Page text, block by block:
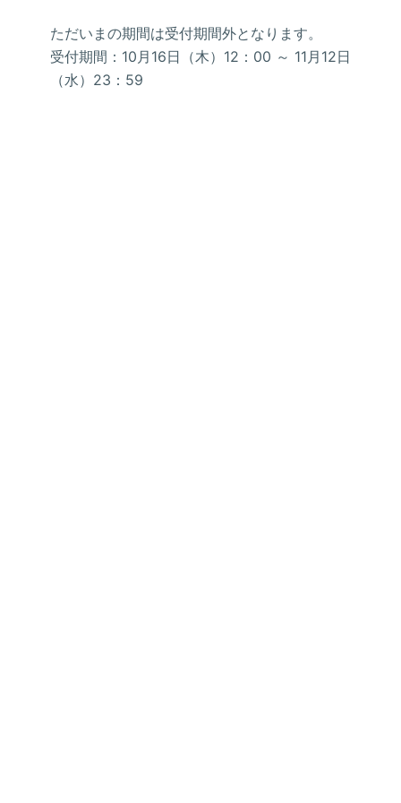
ただいまの期間は受付期間外となります。
受付期間：10月16日（木）12：00 ～ 11月12日
（水）23：59